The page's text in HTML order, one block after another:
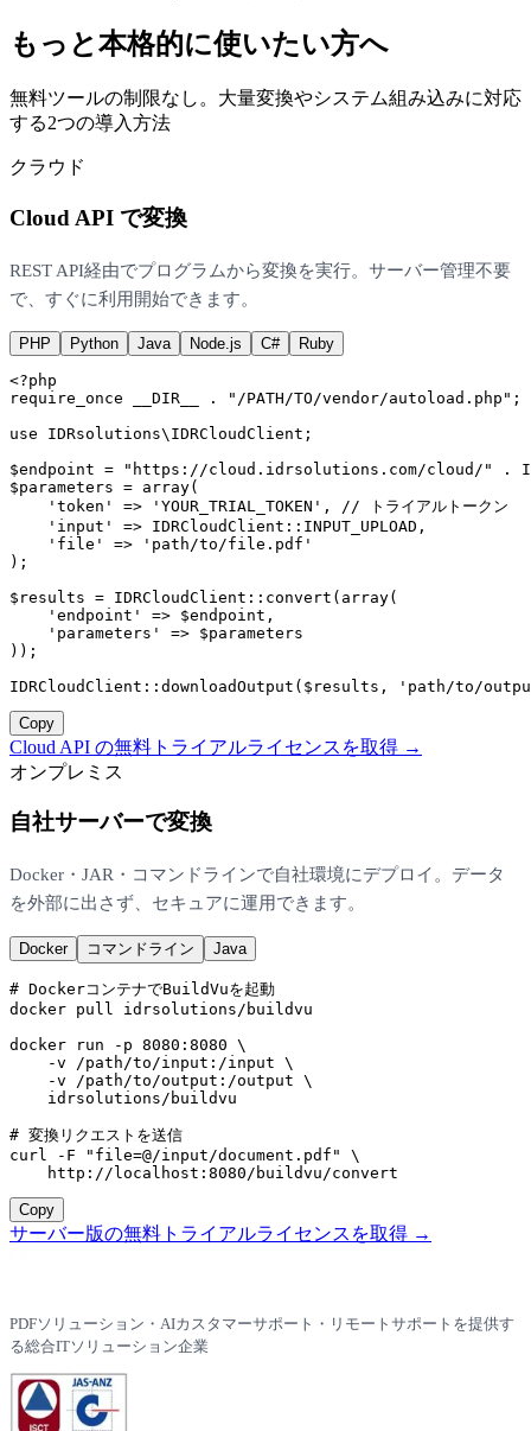
もっと本格的に使いたい方へ
無料ツールの制限なし。大量変換やシステム組み込みに対応
する2つの導入方法
クラウド
Cloud API で変換
REST API経由でプログラムから変換を実行。サーバー管理不要
で、すぐに利用開始できます。
PHP Python Java Node.js C# Ruby
<?php
require_once
__DIR__ . "/PATH/TO/vendor/autoload.php" ;
use IDRsolutions\IDRCloudClient;
$endpoint = "https://cloud.idrsolutions.com/cloud/"
.
$parameters = array(
'token'
=> 'YOUR_TRIAL_TOKEN' ,
// トライアルトークン
'input'
=> IDRCloudClient:: INPUT_UPLOAD ,
'file'
=>
'path/to/file.pdf'
);
$results = IDRCloudClient:: convert ( array(
'endpoint'
=> $endpoint ,
'parameters'
=> $parameters
));
IDRCloudClient:: downloadOutput ( $results , 'path/to/
Copy
Cloud API の無料トライアルライセンスを取得 →
オンプレミス
自社サーバーで変換
Docker・JAR・コマンドラインで自社環境にデプロイ。データ
を外部に出さず、セキュアに運用できます。
Docker コマンドライン Java
# DockerコンテナでBuildVuを起動
docker pull idrsolutions/buildvu
docker run -p 8080 : 8080 \
    -v /path/to/input:/input \
    -v /path/to/output:/output \
    idrsolutions/buildvu
# 変換リクエストを送信
curl -F "file=@/input/document.pdf"
\
    http://localhost:
8080/buildvu/convert
Copy
サーバー版の無料トライアルライセンスを取得 →
PDFソリューション・AIカスタマーサポート・リモートサポートを提供す
る総合ITソリューション企業